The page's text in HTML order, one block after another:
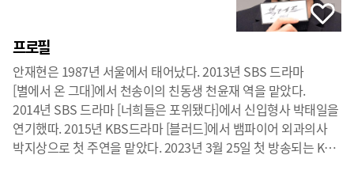
프로필
안재현은 1987년 서울에서 태어났다. 2013년 SBS 드라마
[별에서 온 그대]에서 천송이의 친동생 천윤재 역을 맡았다.
2014년 SBS 드라마 [너희들은 포위됐다]에서 신입형사 박태일을
연기했따. 2015년 KBS드라마 [블러드]에서 뱀파이어 외과의사
박지상으로 첫 주연을 맡았다. 2023년 3월 25일 첫 방송되는 KBS